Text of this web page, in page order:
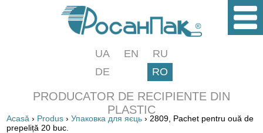
UA EN
RU
DE
RO
PRODUCATOR DE RECIPIENTE DIN
PLASTIC
Acasă › Produs ›Упаковка для яєць › 2809, Pachet pentru ouă de
prepeliță 20 buc.